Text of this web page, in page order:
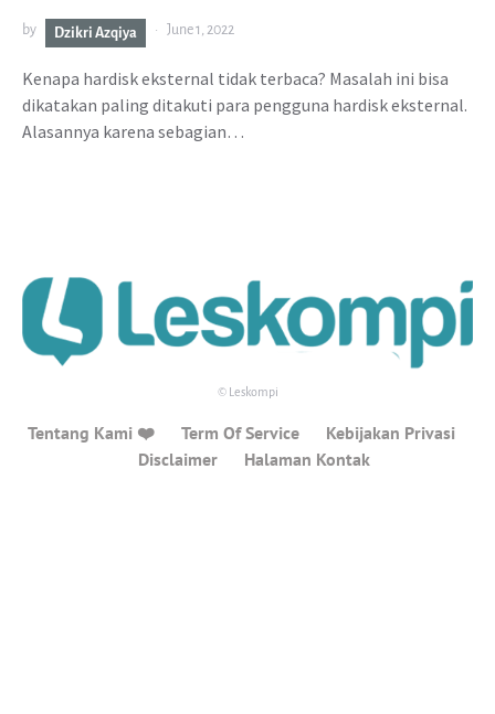
by Dzikri Azqiya June 1, 2022
Kenapa hardisk eksternal tidak terbaca? Masalah ini bisa
dikatakan paling ditakuti para pengguna hardisk eksternal.
Alasannya karena sebagian…
© Leskompi
Tentang Kami ❤️ Term Of Service
Kebijakan Privasi
Disclaimer
Halaman Kontak